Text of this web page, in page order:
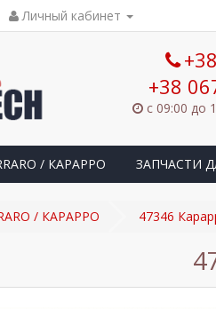
Личный кабинет
+38
с 09:00 до
/ КАРАРРО ЗАПЧАСТИ
/ КАРАРРО 47346